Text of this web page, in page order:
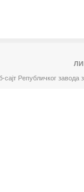
сајт Републичког